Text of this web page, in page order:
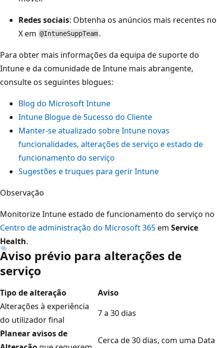
Redes sociais: Obtenha os anúncios mais recentes no
X em @IntuneSuppTeam .
Para obter mais informações da equipa de suporte do
Intune e da comunidade de Intune mais abrangente,
consulte os seguintes blogues:
Blog do Microsoft Intune
Intune Blogue de Sucesso do Cliente
Manter-se atualizado sobre Intune novas
funcionalidades, alterações de serviço e estado de
funcionamento do serviço
Sugestões e truques para gerir Intune
Observação
Monitorize Intune estado de funcionamento do serviço no
Centro de administração do Microsoft 365em Service
Health.
Aviso prévio para alterações de
serviço
Tipo de alteração
Aviso
Alterações à experiência
do utilizador final
7 a 30 dias
Planear avisos de
Cerca de 30 dias, com uma Data